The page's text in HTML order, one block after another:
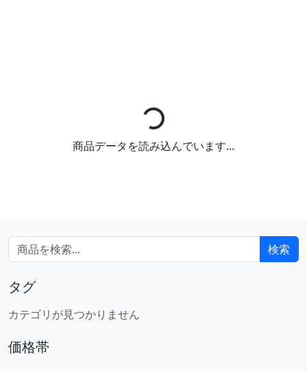
読み込み中...
商品データを読み込んでいます...
検索
タグ
カテゴリが見つかりません
価格帯